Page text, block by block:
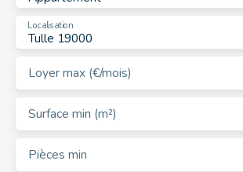
Tulle 19000
Localisation
Loyer max (€/mois)
Surface min (m²)
Pièces min